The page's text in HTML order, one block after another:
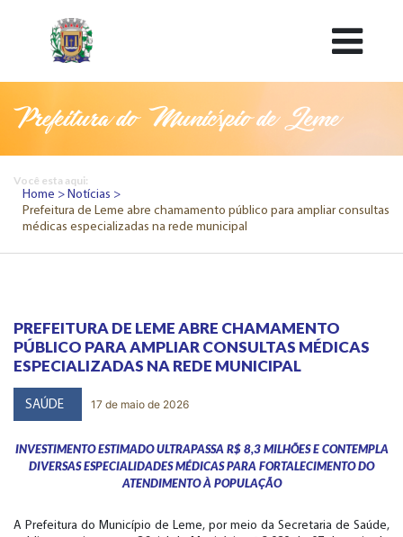
Prefeitura do Município de Leme
Você esta aqui:
Home
Notícias
Prefeitura de Leme abre chamamento público para ampliar consultas
médicas especializadas na rede municipal
PREFEITURA DE LEME ABRE CHAMAMENTO
PÚBLICO PARA AMPLIAR CONSULTAS MÉDICAS
ESPECIALIZADAS NA REDE MUNICIPAL
SAÚDE 17 de maio de 2026
INVESTIMENTO ESTIMADO ULTRAPASSA R$ 8,3 MILHÕES E CONTEMPLA
DIVERSAS ESPECIALIDADES MÉDICAS PARA FORTALECIMENTO DO
ATENDIMENTO À POPULAÇÃO
A Prefeitura do Município de Leme, por meio da Secretaria de Saúde,